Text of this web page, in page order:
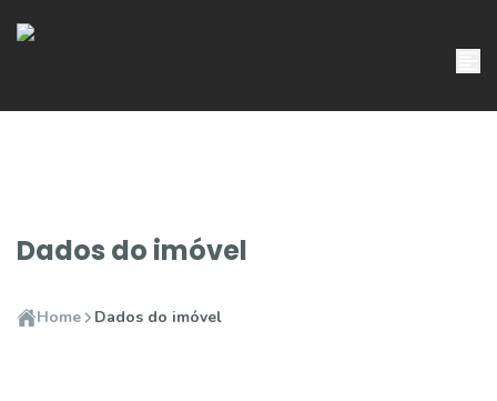
Dados do imóvel
Home Dados do imóvel